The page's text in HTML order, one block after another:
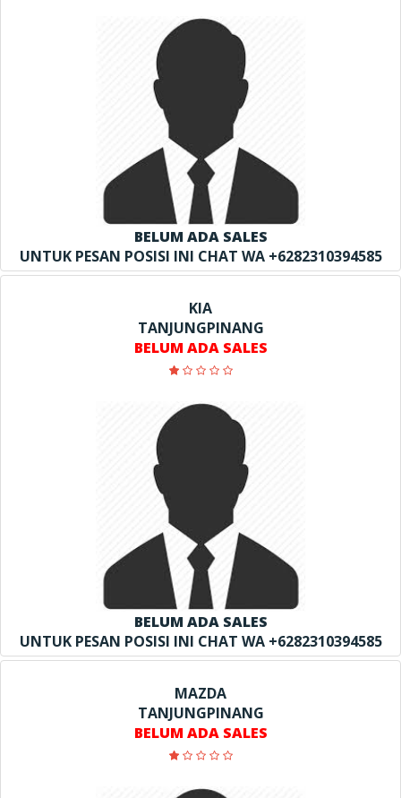
BELUM ADA SALES
UNTUK PESAN POSISI INI CHAT WA +6282310394585
KIA
TANJUNGPINANG
BELUM ADA SALES
BELUM ADA SALES
UNTUK PESAN POSISI INI CHAT WA +6282310394585
MAZDA
TANJUNGPINANG
BELUM ADA SALES